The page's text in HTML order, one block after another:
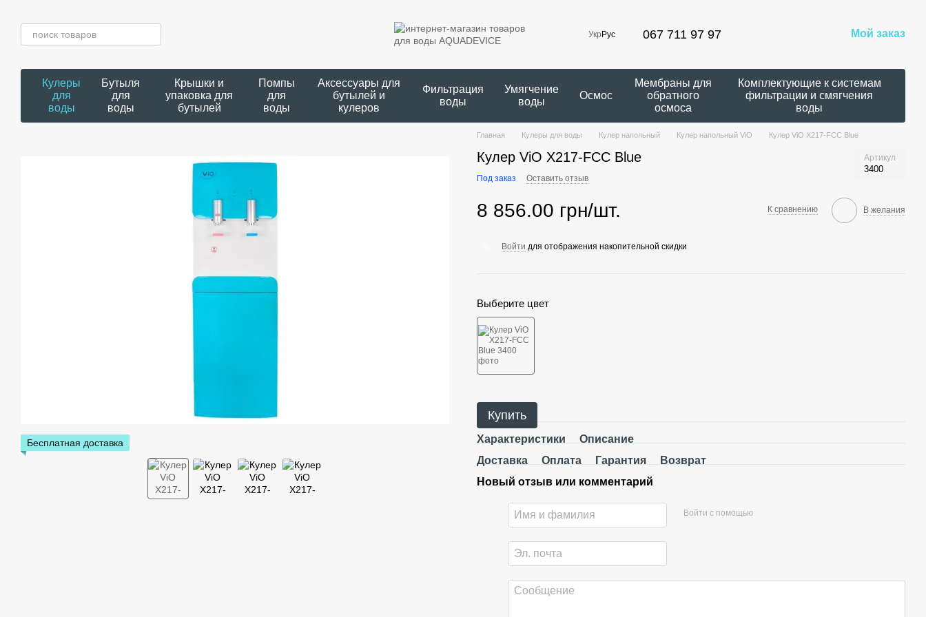
Укр Рус 067 711 97 97 Мой заказ
Кулеры
для
воды
Бутыля
для
воды
Крышки и
упаковка для
бутылей
Помпы
для
воды
Аксессуары для
бутылей и
кулеров
Фильтрация
воды
Умягчение
воды
Осмос
Мембраны для
обратного
осмоса
Комплектующие к системам
фильтрации и смягчения
воды
Бесплатная доставка
Главная Кулеры для воды Кулер напольный Кулер напольный ViO Кулер ViO X217-FСC Blue
Кулер ViO X217-FСC Blue Артикул
3400
Под заказ Оставить отзыв
8 856.00 грн/шт. К сравнению В желания
Войти для отображения накопительной скидки
Выберите цвет
Купить
Характеристики
Описание
Доставка
Оплата Гарантия
Возврат
Новый отзыв или комментарий
Войти с помощью